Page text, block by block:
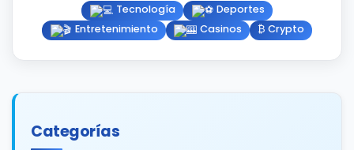
Tecnología
Deportes
Entretenimiento
Casinos ₿ Crypto
Categorías